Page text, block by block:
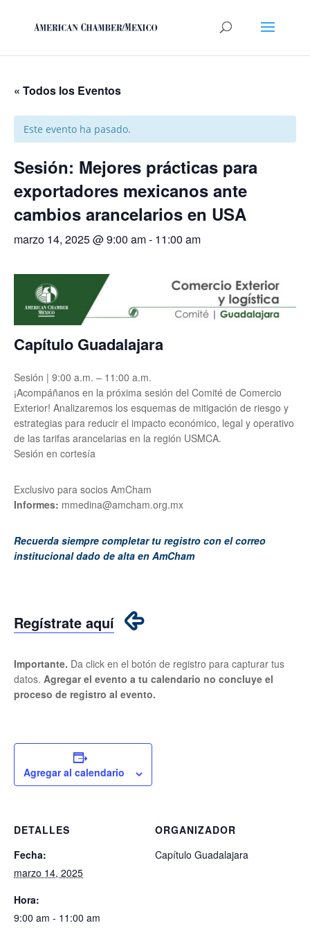
« Todos los Eventos
Este evento ha pasado.
Sesión: Mejores prácticas para
exportadores mexicanos ante
cambios arancelarios en USA
marzo 14, 2025 @ 9:00 am- 11:00 am
Capítulo Guadalajara
Sesión | 9:00 a.m. – 11:00 a.m.
¡Acompáñanos en la próxima sesión del Comité de Comercio
Exterior! Analizaremos los esquemas de mitigación de riesgo y
estrategias para reducir el impacto económico, legal y operativo
de las tarifas arancelarias en la región USMCA.
Sesión en cortesía
Exclusivo para socios AmCham
Informes: mmedina@amcham.org.mx
Recuerda siempre completar tu registro con el correo
institucional dado de alta en AmCham
Regístrate aquí
Importante. Da click en el botón de registro para capturar tus
datos. Agregar el evento a tu calendario no concluye el
proceso de registro al evento.
Agregar al calendario
DETALLES
Fecha:
marzo 14, 2025
Hora:
9:00 am - 11:00 am
ORGANIZADOR
Capítulo Guadalajara